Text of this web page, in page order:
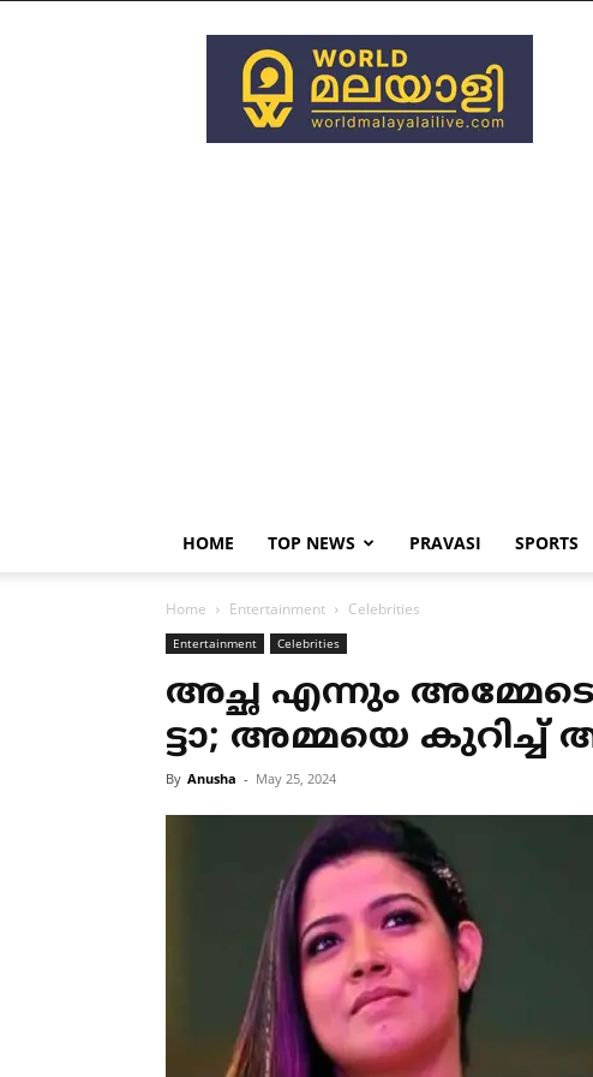
World
Malayali
Live
HOME TOP NEWS PRAVASI SPORTS
Home Entertainment Celebrities
Entertainment Celebrities
അച്ഛ എന്നും
ട്ടാ; അമ്മയെ
By Anusha - May 25, 2024